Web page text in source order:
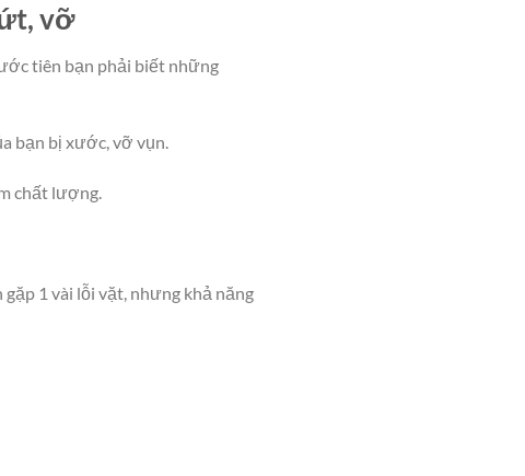
vỡ
tiên bạn phải biết những
bạn bị xước, vỡ vụn.
chất lượng.
1 vài lỗi vặt, nhưng khả năng